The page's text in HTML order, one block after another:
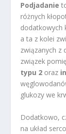
Podjadanie
różnych
dodatkowych
a ta z kolei
związanych z
związek
typu 2 oraz
glukozy we
Dodatkowo,
na układ